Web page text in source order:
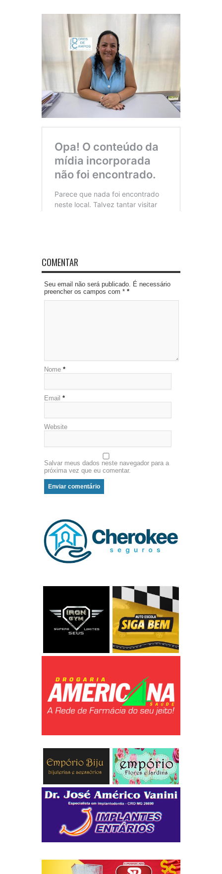
COMENTAR
Seu email não será publicado. É necessário
preencher os campos com * *
Nome *
Email *
Website
Salvar meus dados neste navegador para a
próxima vez que eu comentar.